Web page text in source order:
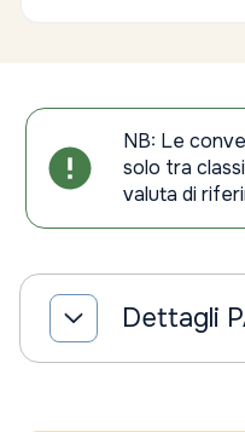
NB: Le
solo tra
valuta di
Dettagli